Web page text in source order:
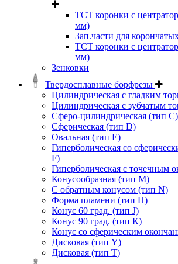
ТСТ коронки с
мм)
Зап.части для
ТСТ коронки с
мм)
Зенковки
Твердосплавные борфрезы
Цилиндрическая с гладким
Цилиндрическая с зубчатым
Сферо-цилиндрическая (тип С)
Сферическая (тип D)
Овальная (тип Е)
Гиперболическая со
F)
Гиперболическая с точечным
Конусообразная (тип М)
C обратным конусом (тип N)
Форма пламени (тип H)
Конус 60 град. (тип J)
Конус 90 град. (тип К)
Конус со сферическим
Дисковая (тип Y)
Дисковая (тип Т)